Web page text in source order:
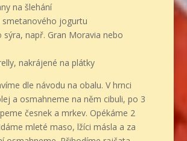
na šlehání
jogurtu
např. Gran Moravia nebo
nakrájené na plátky
dle návodu na obalu. V hrnci
a osmahneme na něm cibuli, po 3
česnek a mrkev. Opékáme 2
mleté maso, lžíci másla a za